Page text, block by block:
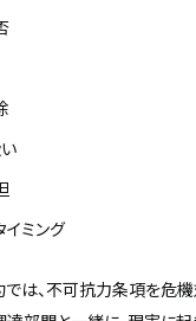
ミング
では、不可抗力条項を危